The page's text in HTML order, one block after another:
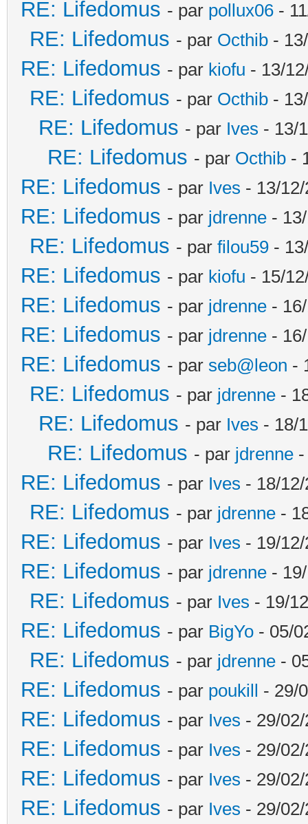
RE: Lifedomus - par pollux06 -
RE: Lifedomus - par Octhib -
RE: Lifedomus - par kiofu - 13/
RE: Lifedomus - par Octhib -
RE: Lifedomus - par Ives - 13/
RE: Lifedomus - par Octhib -
RE: Lifedomus - par Ives - 13/
RE: Lifedomus - par jdrenne -
RE: Lifedomus - par filou59 -
RE: Lifedomus - par kiofu - 15/
RE: Lifedomus - par jdrenne -
RE: Lifedomus - par jdrenne -
RE: Lifedomus - par seb@leon -
RE: Lifedomus - par jdrenne -
RE: Lifedomus - par Ives - 18/
RE: Lifedomus - par jdrenne
RE: Lifedomus - par Ives - 18/
RE: Lifedomus - par jdrenne -
RE: Lifedomus - par Ives - 19/
RE: Lifedomus - par jdrenne -
RE: Lifedomus - par Ives - 19/
RE: Lifedomus - par BigYo - 05/
RE: Lifedomus - par jdrenne -
RE: Lifedomus - par poukill - 29/
RE: Lifedomus - par Ives - 29/
RE: Lifedomus - par Ives - 29/
RE: Lifedomus - par Ives - 29/
RE: Lifedomus - par Ives - 29/